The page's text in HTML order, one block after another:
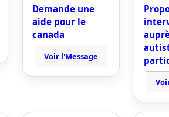
Demande une
aide pour le
canada
Voir l'Message